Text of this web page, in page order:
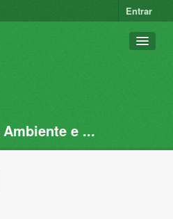
Entrar
e ...